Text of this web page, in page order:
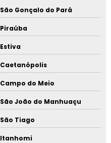
São Gonçalo do Pará
Piraúba
Estiva
Caetanópolis
Campo do Meio
São João do Manhuaçu
São Tiago
Itanhomi